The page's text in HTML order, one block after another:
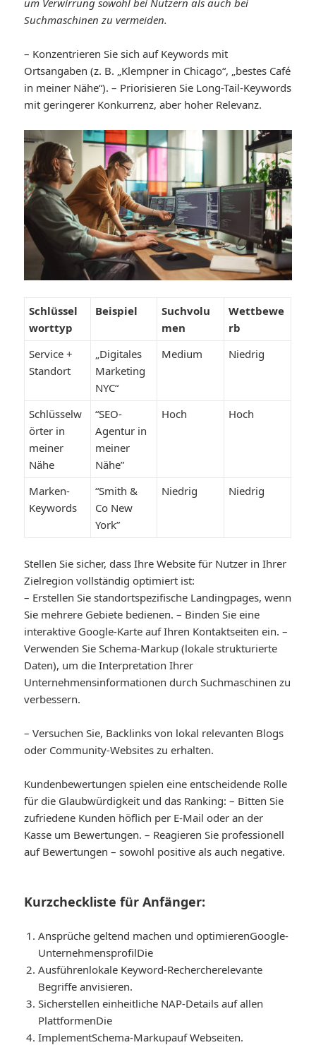
Suchmaschinen zu vermeiden.
– Konzentrieren Sie sich auf Keywords mit
Ortsangaben (z. B. „Klempner in Chicago“, „bestes Café
in meiner Nähe“). – Priorisieren Sie Long-Tail-Keywords
mit geringerer Konkurrenz, aber hoher Relevanz.
Schlüssel
worttyp
Beispiel
Suchvolu
men
Wettbewe
rb
Service +
Standort
„Digitales
Marketing
NYC“
Medium Niedrig
Schlüsselw
örter in
meiner
Nähe
“SEO-
Agentur in
meiner
Nähe”
Hoch Hoch
Marken-
Keywords
“Smith &
Co New
York”
Niedrig Niedrig
Stellen Sie sicher, dass Ihre Website für Nutzer in Ihrer
Zielregion vollständig optimiert ist:
– Erstellen Sie standortspezifische Landingpages, wenn
Sie mehrere Gebiete bedienen. – Binden Sie eine
interaktive Google-Karte auf Ihren Kontaktseiten ein. –
Verwenden Sie Schema-Markup (lokale strukturierte
Daten), um die Interpretation Ihrer
Unternehmensinformationen durch Suchmaschinen zu
verbessern.
– Versuchen Sie, Backlinks von lokal relevanten Blogs
oder Community-Websites zu erhalten.
Kundenbewertungen spielen eine entscheidende Rolle
für die Glaubwürdigkeit und das Ranking: – Bitten Sie
zufriedene Kunden höflich per E-Mail oder an der
Kasse um Bewertungen. – Reagieren Sie professionell
auf Bewertungen – sowohl positive als auch negative.
Kurzcheckliste für Anfänger:
Ansprüche geltend machen und optimierenGoogle-
UnternehmensprofilDie
Ausführenlokale Keyword-Rechercherelevante
Begriffe anvisieren.
Sicherstelleneinheitliche NAP-Details auf allen
PlattformenDie
ImplementSchema-Markupauf Webseiten.